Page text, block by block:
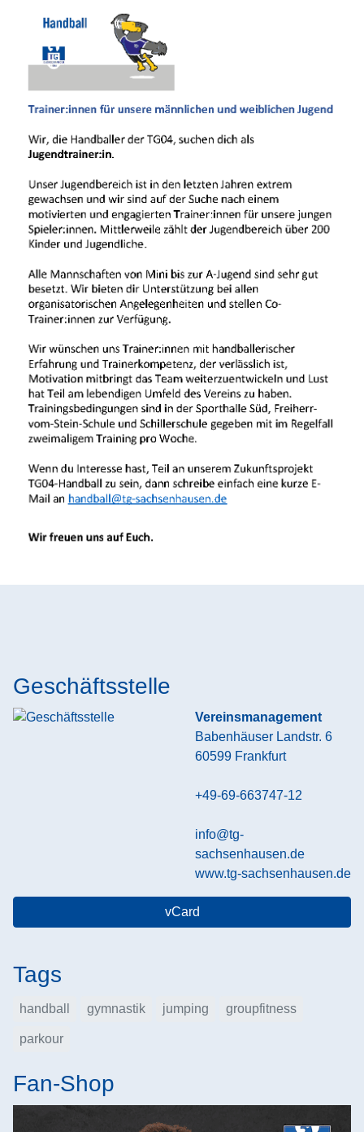
Geschäftsstelle
Vereinsmanagement
Babenhäuser Landstr. 6
60599 Frankfurt
+49-69-663747-12
info@tg-
sachsenhausen.de
www.tg-sachsenhausen.de
vCard
Tags
handball gymnastik jumping groupfitness
parkour
Fan-Shop